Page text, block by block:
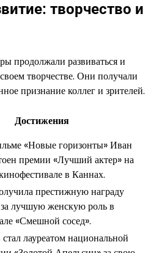
творчество и
продолжали развиваться и
творчестве. Они получали
признание коллег и зрителей.
Достижения
«Новые горизонты» Иван
премии «Лучший актер» на
в Каннах.
престижную награду
за лучшую женскую роль в
«Смешной сосед».
лауреатом национальной